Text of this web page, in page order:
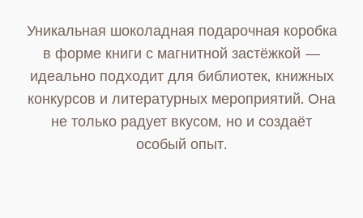
Уникальная шоколадная подарочная коробка
в форме книги с магнитной застёжкой —
идеально подходит для библиотек, книжных
конкурсов и литературных мероприятий. Она
не только радует вкусом, но и создаёт
особый опыт.